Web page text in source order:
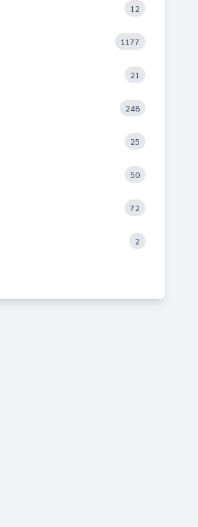
12
1177
21
248
25
50
72
2